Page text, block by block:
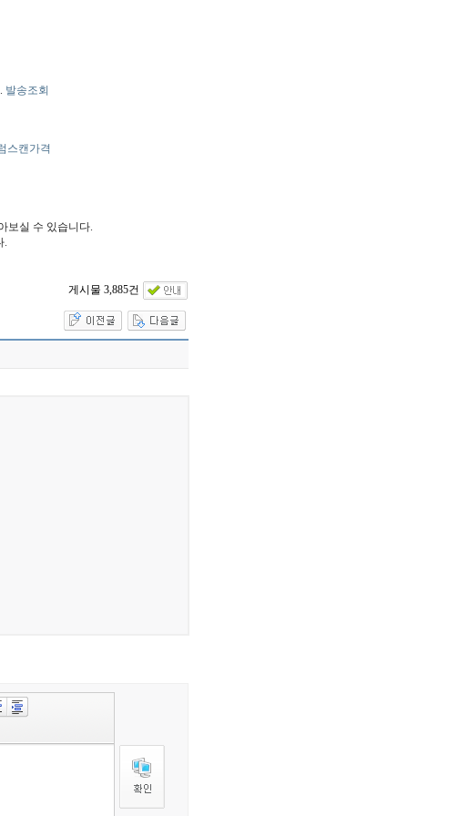
. 발송조회
스캔가격
보실 수 있습니다.
.
게시물 3,885건